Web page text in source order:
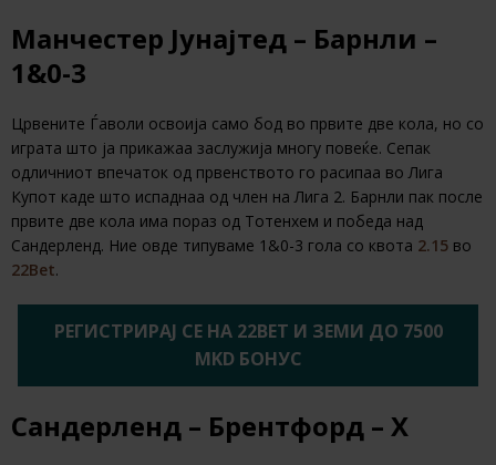
Манчестер Јунајтед – Барнли –
1&0-3
Црвените Ѓаволи освоија само бод во првите две кола, но со
играта што ја прикажаа заслужија многу повеќе. Сепак
одличниот впечаток од првенството го расипаа во Лига
Купот каде што испаднаа од член на Лига 2. Барнли пак после
првите две кола има пораз од Тотенхем и победа над
Сандерленд. Ние овде типуваме 1&0-3 гола со квота 2.15 во
22Bet.
РЕГИСТРИРАЈ СЕ НА 22BET И ЗЕМИ ДО 7500
MKD БОНУС
Сандерленд – Брентфорд – Х